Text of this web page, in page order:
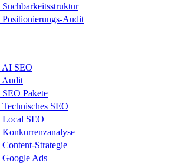
Suchbarkeitsstruktur
Positionierungs-Audit
AI SEO
Audit
SEO Pakete
Technisches SEO
Local SEO
Konkurrenzanalyse
Content-Strategie
Google Ads